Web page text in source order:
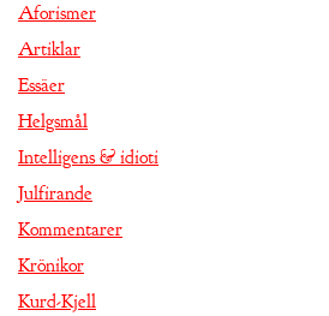
Aforismer
Artiklar
Essäer
Helgsmål
Intelligens & idioti
Julfirande
Kommentarer
Krönikor
Kurd-Kjell